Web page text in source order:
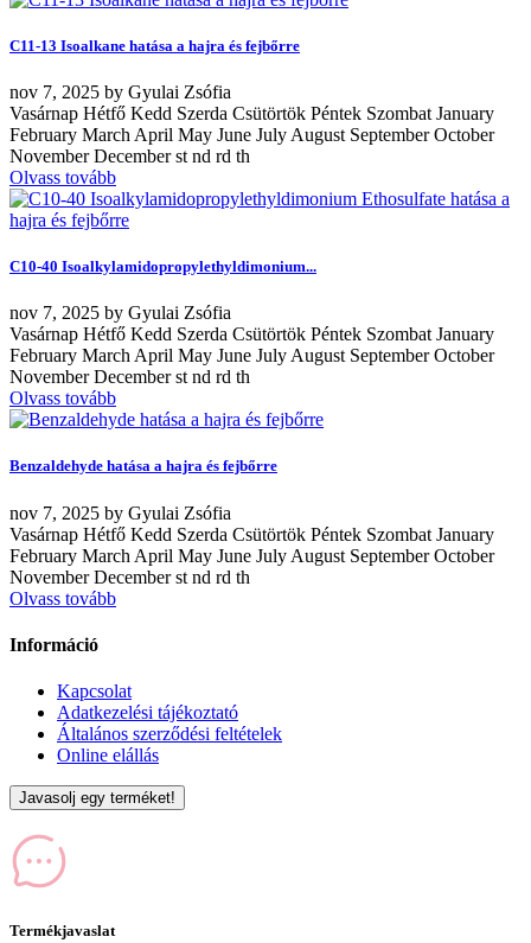
C11-13 Isoalkane hatása a hajra és fejbőrre
nov 7, 2025 by Gyulai Zsófia
Vasárnap Hétfő Kedd Szerda Csütörtök Péntek Szombat January
February March April May June July August September October
November December st nd rd th
Olvass tovább
C10-40 Isoalkylamidopropylethyldimonium...
nov 7, 2025 by Gyulai Zsófia
Vasárnap Hétfő Kedd Szerda Csütörtök Péntek Szombat January
February March April May June July August September October
November December st nd rd th
Olvass tovább
Benzaldehyde hatása a hajra és fejbőrre
nov 7, 2025 by Gyulai Zsófia
Vasárnap Hétfő Kedd Szerda Csütörtök Péntek Szombat January
February March April May June July August September October
November December st nd rd th
Olvass tovább
Információ
Kapcsolat
Adatkezelési tájékoztató
Általános szerződési feltételek
Online elállás
Javasolj egy terméket!
Termékjavaslat